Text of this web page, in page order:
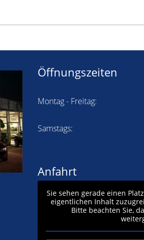
Öffnungszeiten
Montag - Freitag:
Samstags:
Anfahrt
Sie sehen gerade einen
eigentlichen Inhalt
Bitte beachten Sie,